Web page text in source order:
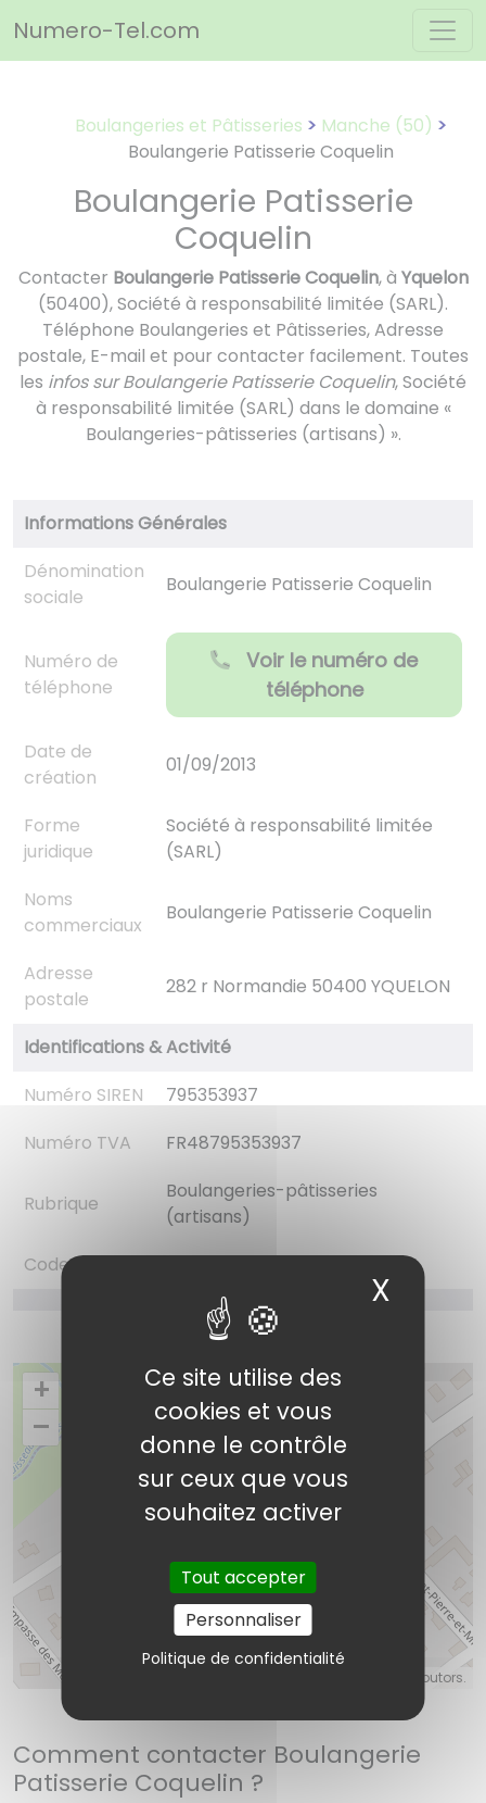
Ce site utilise des
cookies et vous
donne le contrôle
sur ceux que vous
souhaitez activer
Tout accepter
Personnaliser
Politique de confidentialité
X
Numero-Tel.com
Boulangeries et Pâtisseries
Manche (50)
Boulangerie Patisserie Coquelin
Boulangerie Patisserie
Coquelin
Contacter Boulangerie Patisserie Coquelin, à Yquelon
(50400), Société à responsabilité limitée (SARL).
Téléphone Boulangeries et Pâtisseries, Adresse
postale, E-mail et pour contacter facilement. Toutes
les infos sur Boulangerie Patisserie Coquelin, Société
à responsabilité limitée (SARL) dans le domaine «
Boulangeries-pâtisseries (artisans) ».
Informations Générales
Dénomination
sociale
Boulangerie Patisserie Coquelin
Numéro de
téléphone
Voir le numéro de
téléphone
Date de
création
01/09/2013
Forme
juridique
Société à responsabilité limitée
(SARL)
Noms
commerciaux
Boulangerie Patisserie Coquelin
Adresse
postale
282 r Normandie 50400 YQUELON
Identifications & Activité
Numéro SIREN
795353937
Numéro TVA
FR48795353937
Rubrique
Boulangeries-pâtisseries
(artisans)
Code NAF
+
–
contributors.
Comment contacter Boulangerie
Patisserie Coquelin ?